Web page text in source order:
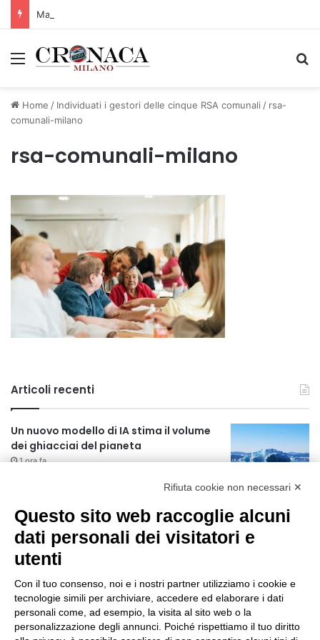
Menu
Home / Individuati i gestori delle cinque RSA comunali / rsa-
comunali-milano
rsa-comunali-milano
Articoli recenti
Un nuovo modello di IA stima il volume
dei ghiacciai del pianeta
1 ora fa
Manutenzione strade, nel biennio
2026-27 investiti 56 milioni
19 ore fa
Il codice segreto dei neuroni: la
cervello
20 ore fa
Una guida alimentare per affrontare i
Rifiuta cookie non necessari ✕
Questo sito web raccoglie alcuni
dati personali dei visitatori e
utenti
Con il tuo consenso, noi e i nostri partner utilizziamo i cookie e
tecnologie simili per archiviare, accedere ed elaborare i dati
personali come, ad esempio, la visita al sito web o la
personalizzazione degli annunci. Poiché rispettiamo il tuo diritto